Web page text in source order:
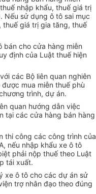
nhập khẩu, thuế giá trị
Nếu sử dụng ô tô sai mục
giá trị gia tăng, thuế
bán cho cửa hàng miễn
định của Luật thuế hiện
các Bộ liên quan nghiên
mua miễn thuế phù
trình, dự án.
quan hướng dẫn việc
tại các cửa hàng bán hàng
thi công các công trình của
nếu nhập khẩu xe ô tô
phải nộp thuế theo Luật
tái xuất.
xe ô tô cho các dự án sử
trợ nhân đạo theo đúng